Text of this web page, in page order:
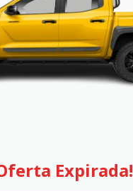
Expirada!